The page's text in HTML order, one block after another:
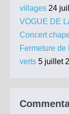
villages 24
VOGUE DE
Concert
Fermeture
verts 5 juillet